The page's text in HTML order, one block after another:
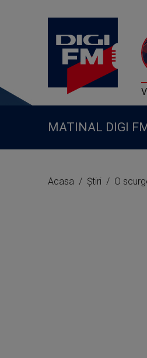
MATINAL DIGI
Acasa Știri O